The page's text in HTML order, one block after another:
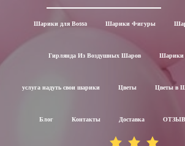
Шарики для Воssa Шарики Фигуры
Гирлянда Из Воздушных Шаров Шарики
услуга надуть свои шарики Цветы Цветы в
Блог Контакты Доставка